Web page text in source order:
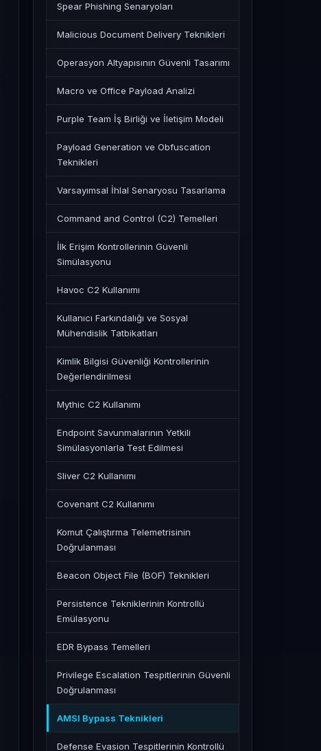
Spear Phishing Senaryoları
Malicious Document Delivery Teknikleri
Operasyon Altyapısının Güvenli Tasarımı
Macro ve Office Payload Analizi
Purple Team İş Birliği ve İletişim Modeli
Payload Generation ve Obfuscation
Teknikleri
Varsayımsal İhlal Senaryosu Tasarlama
Command and Control (C2) Temelleri
İlk Erişim Kontrollerinin Güvenli
Simülasyonu
Havoc C2 Kullanımı
Kullanıcı Farkındalığı ve Sosyal
Mühendislik Tatbikatları
Kimlik Bilgisi Güvenliği Kontrollerinin
Değerlendirilmesi
Mythic C2 Kullanımı
Endpoint Savunmalarının Yetkili
Simülasyonlarla Test Edilmesi
Sliver C2 Kullanımı
Covenant C2 Kullanımı
Komut Çalıştırma Telemetrisinin
Doğrulanması
Beacon Object File (BOF) Teknikleri
Persistence Tekniklerinin Kontrollü
Emülasyonu
EDR Bypass Temelleri
Privilege Escalation Tespitlerinin Güvenli
Doğrulanması
AMSI Bypass Teknikleri
Defense Evasion Tespitlerinin Kontrollü